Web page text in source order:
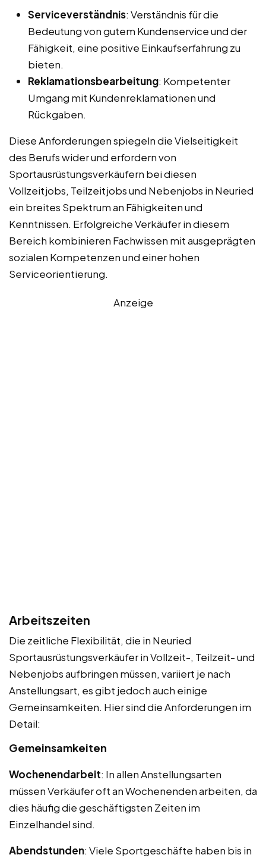
Serviceverständnis: Verständnis für die
Bedeutung von gutem Kundenservice und der
Fähigkeit, eine positive Einkaufserfahrung zu
bieten.
Reklamationsbearbeitung: Kompetenter
Umgang mit Kundenreklamationen und
Rückgaben.
Diese Anforderungen spiegeln die Vielseitigkeit
des Berufs wider und erfordern von
Sportausrüstungsverkäufern bei diesen
Vollzeitjobs, Teilzeitjobs und Nebenjobs in Neuried
ein breites Spektrum an Fähigkeiten und
Kenntnissen. Erfolgreiche Verkäufer in diesem
Bereich kombinieren Fachwissen mit ausgeprägten
sozialen Kompetenzen und einer hohen
Serviceorientierung.
Anzeige
Arbeitszeiten
Die zeitliche Flexibilität, die in Neuried
Sportausrüstungsverkäufer in Vollzeit-, Teilzeit- und
Nebenjobs aufbringen müssen, variiert je nach
Anstellungsart, es gibt jedoch auch einige
Gemeinsamkeiten. Hier sind die Anforderungen im
Detail:
Gemeinsamkeiten
Wochenendarbeit: In allen Anstellungsarten
müssen Verkäufer oft an Wochenenden arbeiten, da
dies häufig die geschäftigsten Zeiten im
Einzelhandel sind.
Abendstunden: Viele Sportgeschäfte haben bis in